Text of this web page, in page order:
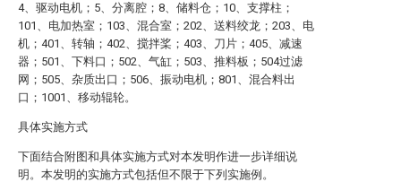
4、驱动电机；5、分离腔；8、储料仓；10、支撑柱；
101、电加热室；103、混合室；202、送料绞龙；203、电
机；401、转轴；402、搅拌桨；403、刀片；405、减速
器；501、下料口；502、气缸；503、推料板；504过滤
网；505、杂质出口；506、振动电机；801、混合料出
口；1001、移动辊轮。
具体实施方式
下面结合附图和具体实施方式对本发明作进一步详细说
明。本发明的实施方式包括但不限于下列实施例。